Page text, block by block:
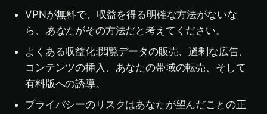
VPNが無料で、収益を得る明確な方法がないな
ら、 あなたがその方法だと考えてください。
よくある収益化:閲覧データの販売、過剰な広告、
コンテンツの挿入、あなたの帯域の転売、そして
有料版への誘導。
プライバシーのリスクはあなたが望んだことの正